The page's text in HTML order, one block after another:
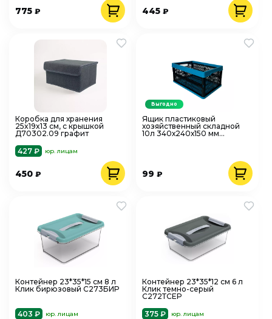
775 ₽ 445₽
Коробка для хранения
25x19x13 см, с крышкой
Д70302.09 графит
427 ₽
юр. лицам
450 ₽
Ящик пластиковый
хозяйственный складной
10л 340х240х150 мм
99₽
Выгодно
Контейнер 23*35*15 см 8 л
Клик бирюзовый С273БИР
403 ₽ юр. лицам
Контейнер 23*35*12 см 6 л
Клик темно-серый
С272ТСЕР
375 ₽
юр. лицам